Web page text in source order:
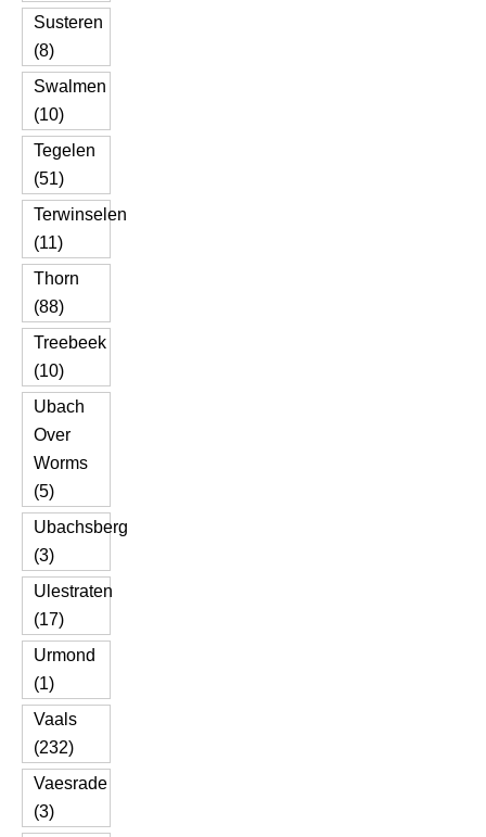
Susteren
(8)
Swalmen
(10)
Tegelen
(51)
Terwinselen
(11)
Thorn
(88)
Treebeek
(10)
Ubach
Over
Worms
(5)
Ubachsberg
(3)
Ulestraten
(17)
Urmond
(1)
Vaals
(232)
Vaesrade
(3)